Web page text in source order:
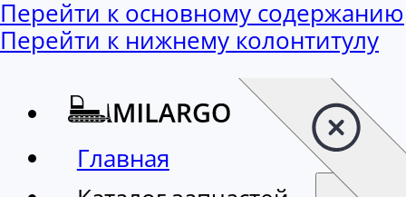
Перейти к основному содержанию
Перейти к нижнему колонтитулу
Главная